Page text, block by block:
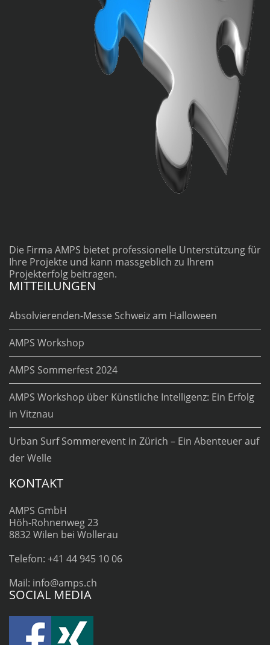
Die Firma AMPS bietet professionelle Unterstützung für
Ihre Projekte und kann massgeblich zu Ihrem
Projekterfolg beitragen.
MITTEILUNGEN
Absolvierenden-Messe Schweiz am Halloween
AMPS Workshop
AMPS Sommerfest 2024
AMPS Workshop über Künstliche Intelligenz: Ein Erfolg
in Vitznau
Urban Surf Sommerevent in Zürich – Ein Abenteuer auf
der Welle
KONTAKT
AMPS GmbH
Höh-Rohnenweg 23
8832 Wilen bei Wollerau
Telefon: +41 44 945 10 06
Mail: info@amps.ch
SOCIAL MEDIA